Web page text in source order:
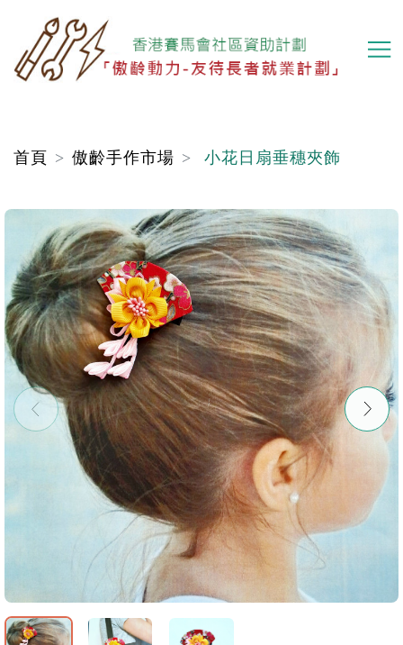
主
內
首頁 傲齡手作市場 小花日扇垂穗夾飾